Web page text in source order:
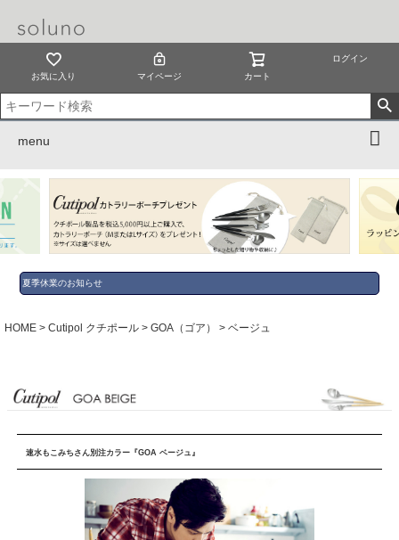
お気に入り マイページ カート
ログイン
menu
夏季休業のお知らせ
HOME Cutipol クチポール GOA（ゴア） ベージュ
速水もこみちさん別注カラー『GOA ベージュ』